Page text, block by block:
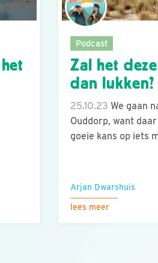
Podcast
Zal het
dan lukken?
25.10.23 We gaan
Ouddorp, want
goeie kans op iets
Arjan Dwarshuis
lees meer